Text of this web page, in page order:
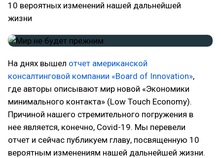
10 вероятных изменений нашей дальнейшей
жизни
На днях вышел отчет американской
консалтинговой компании «Board of Innovation»,
где авторы описывают мир новой «Экономики
минимального контакта» (Low Touch Economy).
Причиной нашего стремительного погружения в
нее является, конечно, Covid-19. Мы перевели
отчет и сейчас публикуем главу, посвященную 10
вероятным изменениям нашей дальнейшей жизни.